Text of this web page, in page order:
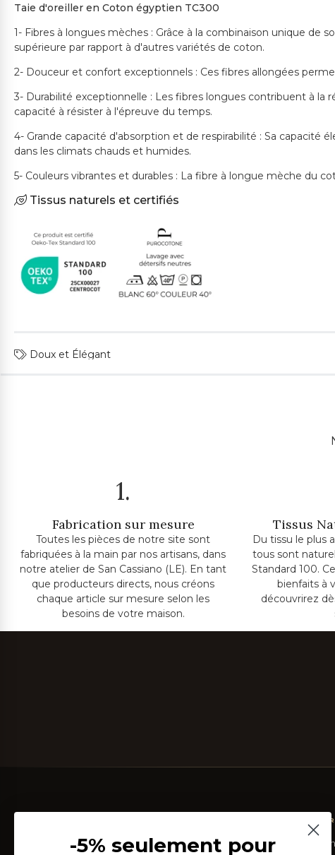
Taie d'oreiller en Coton égyptien TC300
1- Fibres à longues mèches : Grâce à la combinaison unique
supérieure par rapport à d'autres variétés de coton.
2- Douceur et confort exceptionnels : Ces fibres allongées
3- Durabilité exceptionnelle : Les fibres longues contribuent à
capacité à résister à l'épreuve du temps.
4- Grande capacité d'absorption et de respirabilité : Sa capacité
dans les climats chauds et humides.
5- Couleurs vibrantes et durables : La fibre à longue mèche du
Tissus naturels et certifiés
Doux et Élégant
1.
Fabrication sur mesure
Toutes les pièces de notre site sont
fabriquées à la main par nos artisans, dans
notre atelier de San Cassiano (LE). En tant
que producteurs directs, nous créons
chaque article sur mesure selon les
besoins de votre maison.
Tissus
Du tissu le plus
tous sont
Standard 100.
bienfaits à
découvrirez
-5% seulement pour